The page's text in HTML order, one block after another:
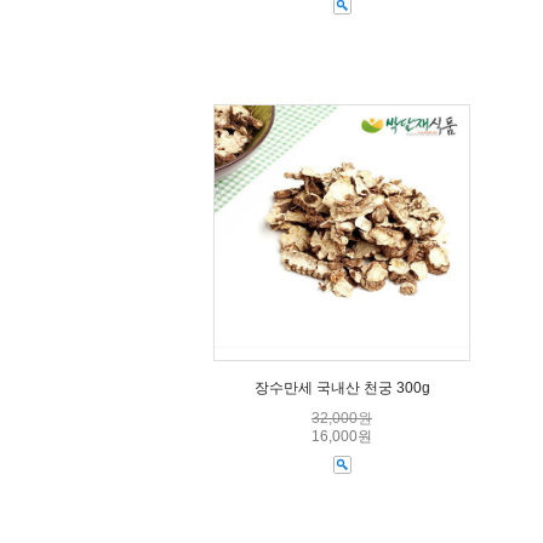
장수만세 국내산 천궁 300g
32,000원
16,000원